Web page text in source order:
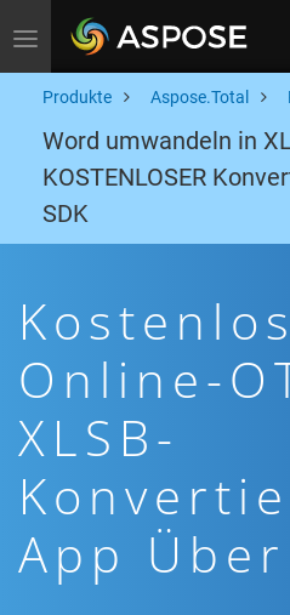
Toggle navigation
Produkte Aspose.Total
Word umwandeln in
KOSTENLOSER
SDK
Online-
XLSB-
App